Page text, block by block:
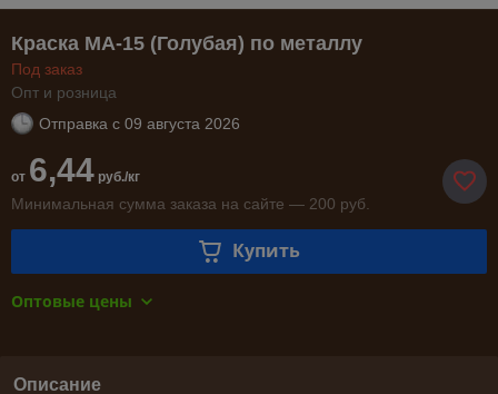
Краска МА-15 (Голубая) по металлу
Под заказ
Опт и розница
Отправка с 09 августа 2026
от 6,44 руб./кг
Минимальная сумма заказа на сайте — 200 руб.
Купить
Оптовые цены
Описание